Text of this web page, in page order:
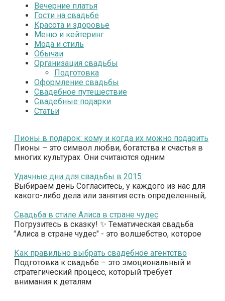
Вечерние платья
Гости на свадьбе
Красота и здоровье
Меню и кейтеринг
Мода и стиль
Обычаи
Организация свадьбы
Подготовка
Оформление свадьбы
Свадебное путешествие
Свадебные подарки
Статьи
Пионы в подарок: кому и когда их можно подарить
Пионы – это символ любви, богатства и счастья в
многих культурах. Они считаются одним
Удачные дни для свадьбы в 2015
Выбираем день Согласитесь, у каждого из нас для
какого-либо дела или занятия есть определенный,
Свадьба в стиле Алиса в стране чудес
Погрузитесь в сказку! ✨ Тематическая свадьба
"Алиса в стране чудес" - это волшебство, которое
Как правильно выбрать свадебное агентство
Подготовка к свадьбе – это эмоциональный и
стратегический процесс, который требует
внимания к деталям